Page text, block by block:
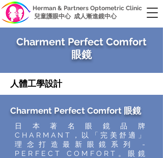
Herman & Partners Optometric Clinic
兒童護眼中心 成人漸進鏡中心
Charment Perfect Comfort
眼鏡
人體工學設計
Charment Perfect Comfort 眼鏡
日本著名眼鏡品牌
CHARMANT，以「完美舒適」
理念打造最新眼鏡系列 -
PERFECT COMFORT。眼鏡